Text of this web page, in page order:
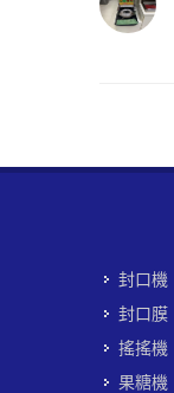
封口機
封口膜
搖搖機
果糖機